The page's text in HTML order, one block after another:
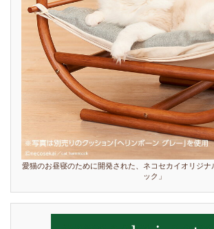
愛猫のお昼寝のために開発された、ネコセカイオリジナ
ック」